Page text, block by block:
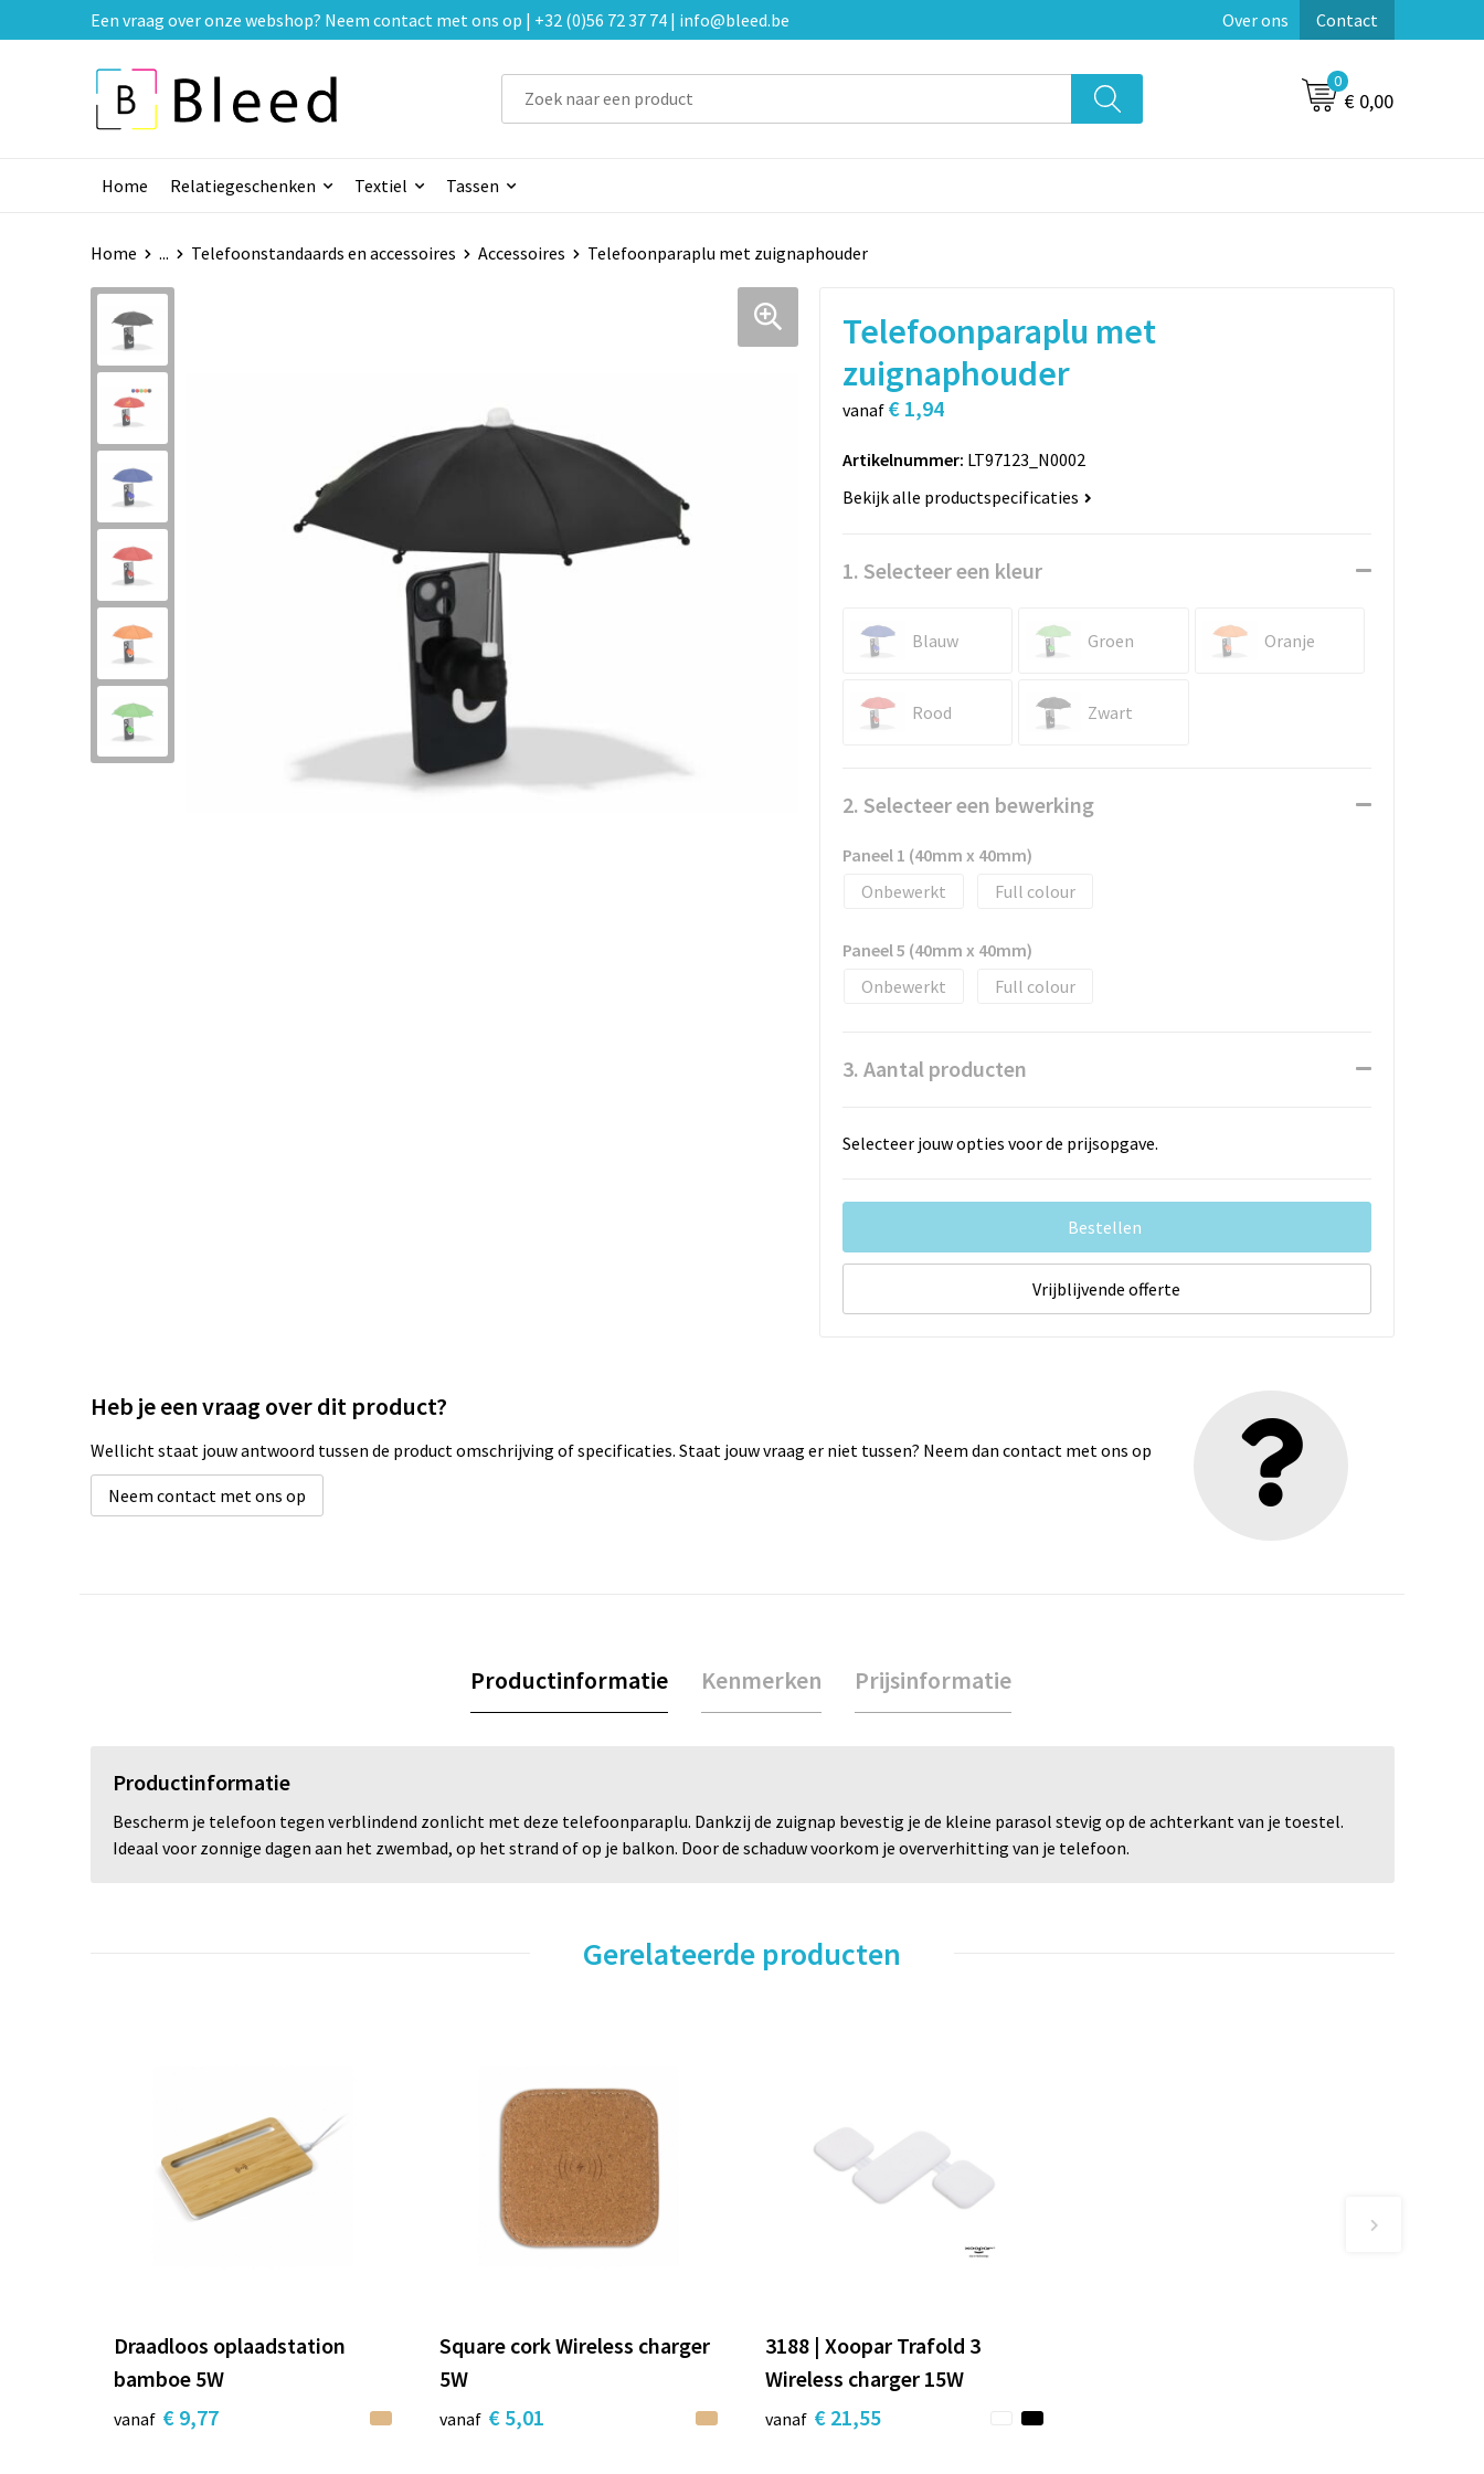
Een vraag over onze webshop? Neem contact met ons op | +32 (0)56 72 37 74 | info@bleed.be Over ons Contact
0
€ 0,00
Home Relatiegeschenken Textiel Tassen
Home ... Telefoonstandaards en accessoires Accessoires Telefoonparaplu met zuignaphouder
Telefoonparaplu met
zuignaphouder
vanaf € 1,94
Artikelnummer: LT97123_N0002
Bekijk alle productspecificaties
1. Selecteer een kleur
Blauw Groen Oranje
Rood Zwart
2. Selecteer een bewerking
Paneel 1 (40mm x 40mm)
Onbewerkt
Full colour
Paneel 5 (40mm x 40mm)
Onbewerkt
Full colour
3. Aantal producten
Selecteer jouw opties voor de prijsopgave.
Bestellen
Vrijblijvende offerte
Heb je een vraag over dit product?
Wellicht staat jouw antwoord tussen de product omschrijving of specificaties. Staat jouw vraag er niet tussen? Neem dan contact met ons op
Neem contact met ons op
Productinformatie Kenmerken Prijsinformatie
Productinformatie
Bescherm je telefoon tegen verblindend zonlicht met deze telefoonparaplu. Dankzij de zuignap bevestig je de kleine parasol stevig op de achterkant van je toestel.
Ideaal voor zonnige dagen aan het zwembad, op het strand of op je balkon. Door de schaduw voorkom je oververhitting van je telefoon.
Gerelateerde producten
Draadloos oplaadstation
bamboe 5W
vanaf € 9,77
Square cork Wireless charger
5W
vanaf € 5,01
3188 | Xoopar Trafold 3
Wireless charger 15W
vanaf € 21,55